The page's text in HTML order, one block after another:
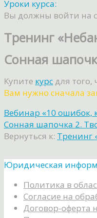
Уроки курса:
Вы должны войти на
Тренинг
Сонная
Купите курс для того,
Вам нужно сначала
Вебинар «10 ошибок,
Сонная шапочка 2.
Вернуться к: Тренинг
Юридическая
Политика в
Согласие на
Договор-оферта